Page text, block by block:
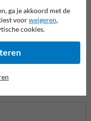
ga je akkoord met de
voorweigeren,
cookies.